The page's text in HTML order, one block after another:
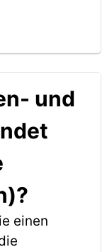
und
einen